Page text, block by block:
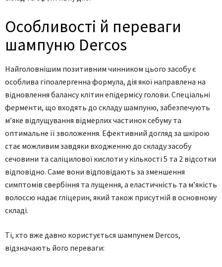
Особливості й переваги
шампуню Dercos
Найголовнішим позитивним чинником цього засобу є
особлива гіпоалергенна формула, дія якої направлена на
відновлення балансу клітин епідермісу голови. Спеціальні
ферменти, що входять до складу шампуню, забезпечують
м’яке відлущування відмерлих частинок себуму та
оптимальне її зволоження. Ефективний догляд за шкірою
стає можливим завдяки входженню до складу засобу
сечовини та саліцилової кислоти у кількості 5 та 2 відсотки
відповідно. Саме вони відповідають за зменшення
симптомів свербіння та лущення, а еластичність та м’якість
волоссю надає гліцерин, який також присутній в основному
складі.
Ті, хто вже давно користується шампунем Dercos,
відзначають його переваги: